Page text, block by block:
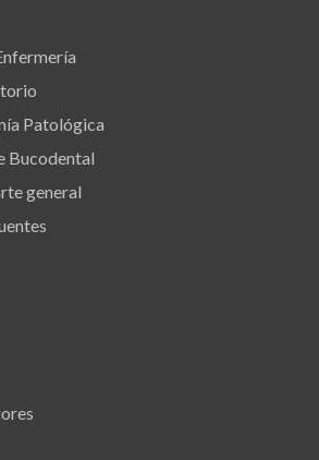
Patológica
Bucodental
general